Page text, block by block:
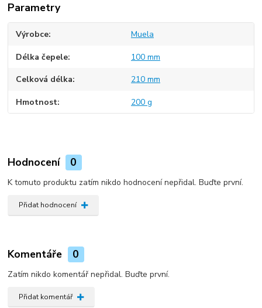
Parametry
Výrobce Muela
Délka čepele 100 mm
Celková délka 210 mm
Hmotnost 200 g
Hodnocení 0
K tomuto produktu zatím nikdo hodnocení nepřidal. Buďte první.
Přidat hodnocení
Komentáře 0
Zatím nikdo komentář nepřidal. Buďte první.
Přidat komentář